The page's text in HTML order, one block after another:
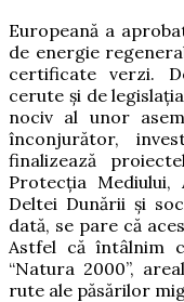
Europeană a
de energie
certificate verzi.
cerute și de
nociv al unor
înconjurător,
finalizează
Protecţia Mediului,
Deltei Dunării şi
dată, se pare că
Astfel că întâlnim
“Natura 2000”,
rute ale păsărilor